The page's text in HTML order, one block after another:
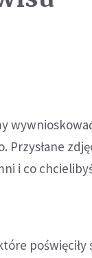
i co
poświęciły